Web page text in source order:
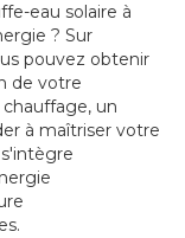
eau solaire à
? Sur
pouvez obtenir
de votre
un
à maîtriser votre